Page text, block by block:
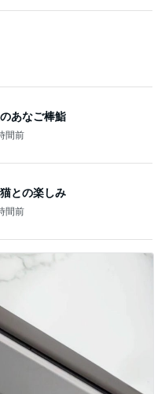
との楽しみ
間前